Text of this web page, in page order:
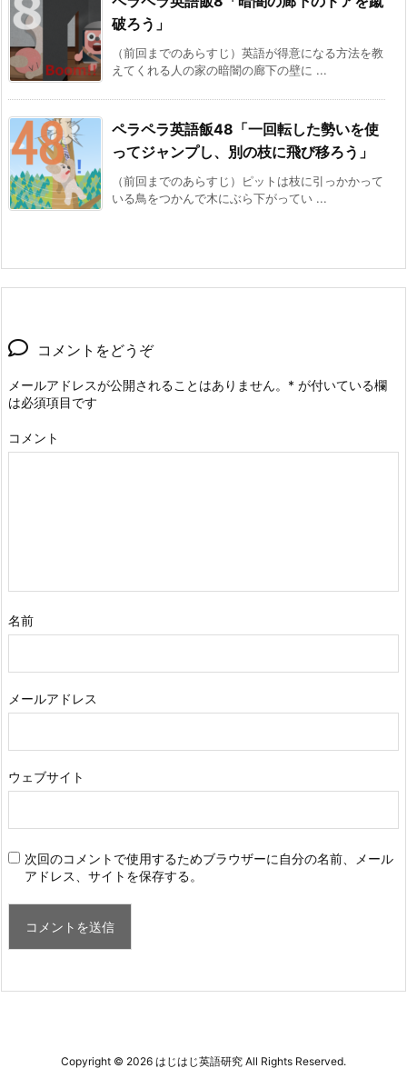
破ろう」
（前回までのあらすじ）英語が得意になる方法を教
えてくれる人の家の暗闇の廊下の壁に ...
ペラペラ英語飯48「一回転した勢いを使
ってジャンプし、別の枝に飛び移ろう」
（前回までのあらすじ）ピットは枝に引っかかって
いる鳥をつかんで木にぶら下がってい ...
コメントをどうぞ
メールアドレスが公開されることはありません。 * が付いている欄
は必須項目です
コメント
名前
メールアドレス
ウェブサイト
次回のコメントで使用するためブラウザーに自分の名前、メール
アドレス、サイトを保存する。
Copyright © 2026 はじはじ英語研究 All Rights Reserved.